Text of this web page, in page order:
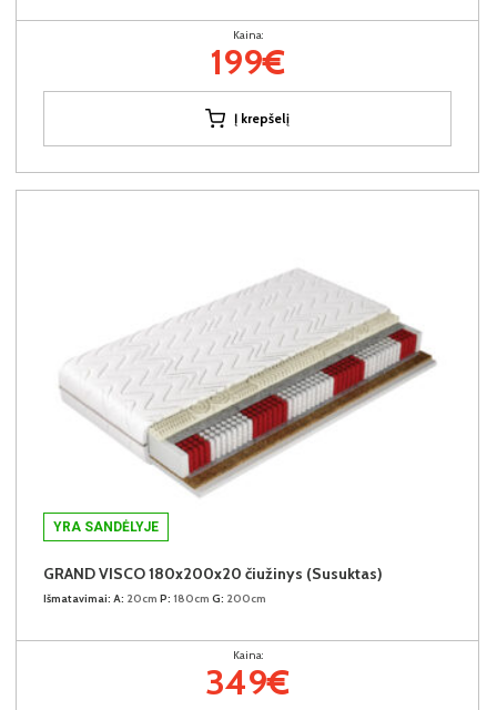
Kaina:
199€
Į krepšelį
YRA SANDĖLYJE
GRAND VISCO 180x200x20 čiužinys (Susuktas)
Išmatavimai: A: 20cm P: 180cm G: 200cm
Kaina:
349€